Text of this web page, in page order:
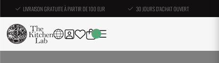
LIVRAISON GRATUITE À PARTIR DE 100 EUR 30 JOURS D'ACHAT OUVERT